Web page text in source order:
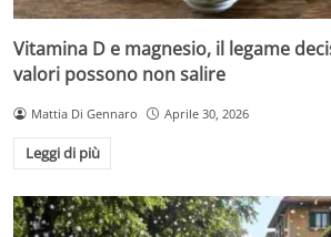
Vitamina D e magnesio, il legame
valori possono non salire
Mattia Di Gennaro Aprile 30, 2026
Leggi di più